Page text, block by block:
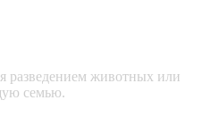
разведением животных или
семью.